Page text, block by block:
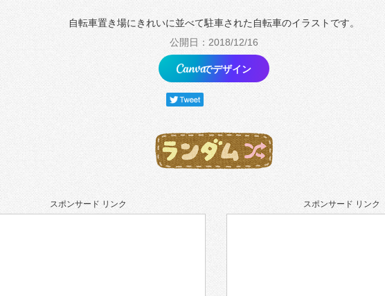
自転車置き場にきれいに並べて駐車された自転車のイラストです。
公開日：2018/12/16
でデザイン
スポンサード リンク スポンサード リンク